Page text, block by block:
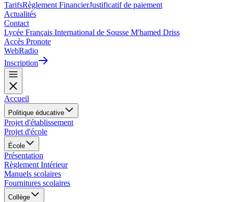
TarifsRèglement FinancierJustificatif de paiement
Actualités
Contact
Lycée Français International de Sousse M'hamed Driss
Accès Pronote
WebRadio
Inscription
Accueil
Politique éducative
Projet d'établissement
Projet d'école
École
Présentation
Règlement Intérieur
Manuels scolaires
Fournitures scolaires
Collège